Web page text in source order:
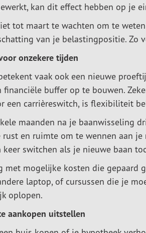
kan dit effect hebben op je
tot maart te wachten om te
van je belastingpositie.
onzekere tijden
vaak ook een nieuwe
buffer op te bouwen.
een carrièreswitch, is flexibiliteit
maanden na je baanwisseling
en ruimte om te wennen aan
keer switchen als je nieuwe baan
met mogelijke kosten die gepaard
laptop, of cursussen die je
oplopen.
aankopen uitstellen